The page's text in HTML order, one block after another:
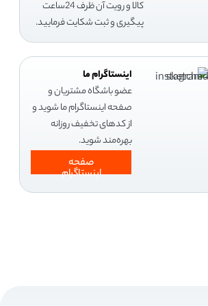
کالا و رویت آن ظرف 24ساعت
پیگیری و ثبت شکایت فرمایید.
اینستاگرام ما
عضو باشگاه مشتریان و
صفحه اینستاگرام ما شوید و
از کدهای تخفیف روزانه
بهره‌مند شوید.
صفحه
اینستاگرام